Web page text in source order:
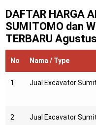
DAFTAR HARGA
SUMITOMO dan
TERBARU
No Nama / Type
1 Jual Excavator
2 Jual Excavator